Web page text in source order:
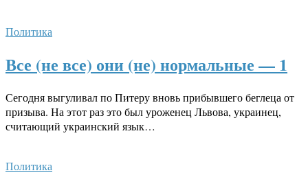
Политика
Все (не все) они (не) нормальные — 1
Сегодня выгуливал по Питеру вновь прибывшего беглеца от
призыва. На этот раз это был уроженец Львова, украинец,
считающий украинский язык…
Политика